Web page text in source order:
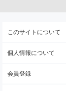
このサイトについて
個人情報について
会員登録